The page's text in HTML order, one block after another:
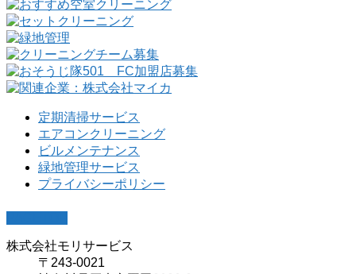
定期清掃サービス
エアコンクリーニング
ビルメンテナンス
緑地管理サービス
プライバシーポリシー
株式会社モリサービス
〒243-0021